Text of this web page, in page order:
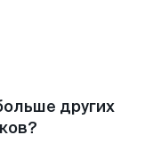
других